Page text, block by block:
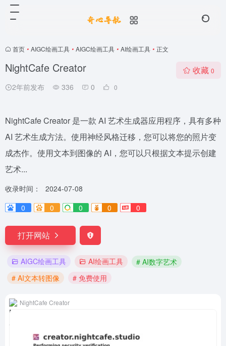
首页 • AIGC绘画工具 • AIGC绘画工具 • AI绘画工具 • 正文
NightCafe Creator
2年前发布 336 0 0
收藏 0
NightCafe Creator 是一款 AI 艺术生成器应用程序，具有多种
AI 艺术生成方法。使用神经风格迁移，您可以将您的照片变
成杰作。使用文本到图像的 AI，您可以只根据文本提示创建
艺术...
收录时间：
2024-07-08
0
0 0 0 0
打开网站
AIGC绘画工具 AI绘画工具
# AI数字艺术
# AI文本转图像
# 免费使用
NightCafe Creator